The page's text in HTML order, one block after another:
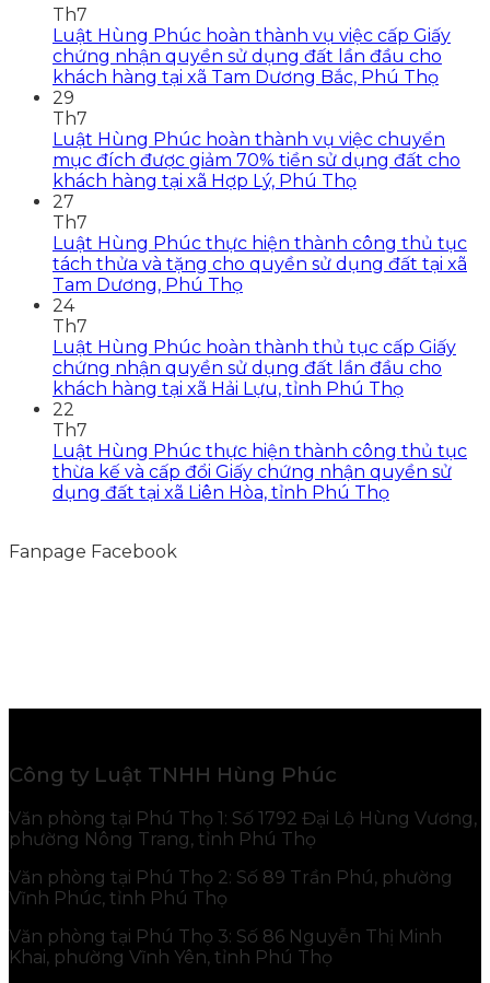
Th7
Luật Hùng Phúc hoàn thành vụ việc cấp Giấy
chứng nhận quyền sử dụng đất lần đầu cho
khách hàng tại xã Tam Dương Bắc, Phú Thọ
29
Th7
Luật Hùng Phúc hoàn thành vụ việc chuyển
mục đích được giảm 70% tiền sử dụng đất cho
khách hàng tại xã Hợp Lý, Phú Thọ
27
Th7
Luật Hùng Phúc thực hiện thành công thủ tục
tách thửa và tặng cho quyền sử dụng đất tại xã
Tam Dương, Phú Thọ
24
Th7
Luật Hùng Phúc hoàn thành thủ tục cấp Giấy
chứng nhận quyền sử dụng đất lần đầu cho
khách hàng tại xã Hải Lựu, tỉnh Phú Thọ
22
Th7
Luật Hùng Phúc thực hiện thành công thủ tục
thừa kế và cấp đổi Giấy chứng nhận quyền sử
dụng đất tại xã Liên Hòa, tỉnh Phú Thọ
Fanpage Facebook
Công ty Luật TNHH Hùng Phúc
Văn phòng tại Phú Thọ 1: Số 1792 Đại Lộ Hùng Vương,
phường Nông Trang, tỉnh Phú Thọ
Văn phòng tại Phú Thọ 2: Số 89 Trần Phú, phường
Vĩnh Phúc, tỉnh Phú Thọ
Văn phòng tại Phú Thọ 3: Số 86 Nguyễn Thị Minh
Khai, phường Vĩnh Yên, tỉnh Phú Thọ